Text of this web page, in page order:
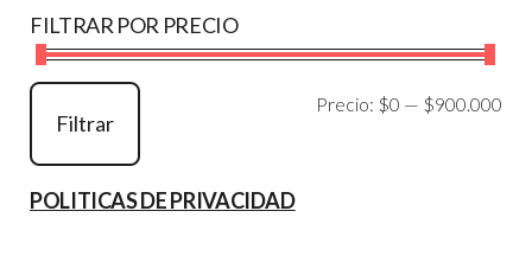
FILTRAR POR PRECIO
Filtrar
Precio: $0 — $900.000
POLITICAS DE PRIVACIDAD